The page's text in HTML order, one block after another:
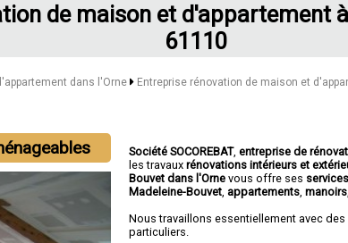
de maison et d'appartement
61110
dans l'Orne Entreprise rénovation de maison et
Société SOCOREBAT,entreprise de
les travauxrénovations intérieurs et
Bouvet dans l'Ornevous offre ses services
Madeleine-Bouvet appartements ,manoirs
Nous travaillons essentiellement avec
particuliers.